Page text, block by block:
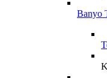
Banyo